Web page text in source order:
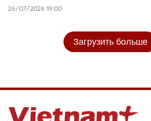
26/07/2026 19:00
Загрузить больше